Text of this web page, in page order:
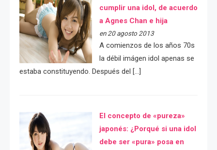
cumplir una idol, de acuerdo
a Agnes Chan e hija
en 20 agosto 2013
A comienzos de los años 70s
la débil imágen idol apenas se
estaba constituyendo. Después del […]
El concepto de «pureza»
japonés: ¿Porqué si una idol
debe ser «pura» posa en